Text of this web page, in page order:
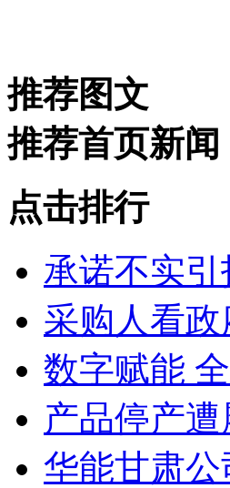
推荐图文
推荐首页新闻
点击排行
承诺不实
采购人看
数字赋能
产品停产
华能甘肃公